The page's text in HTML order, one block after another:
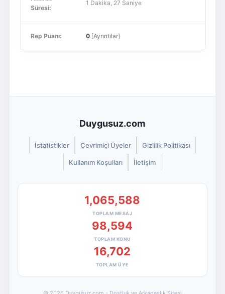
Süresi:
1 Dakika, 27 Saniye
Rep Puanı: 0[Ayrıntılar]
Duygusuz.com
İstatistikler Çevrimiçi Üyeler Gizlilik Politikası
Kullanım Koşulları İletişim
1,065,588
TOPLAM MESAJ
98,594
TOPLAM KONU
16,702
TOPLAM ÜYE